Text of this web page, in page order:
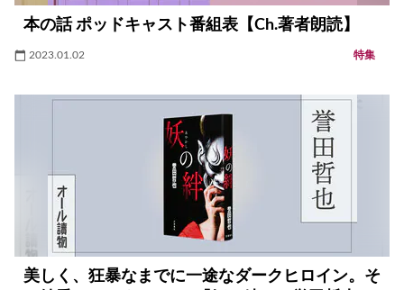
本の話 ポッドキャスト番組表【Ch.著者朗読】
2023.01.02 特集
美しく、狂暴なまでに一途なダークヒロイン。そ